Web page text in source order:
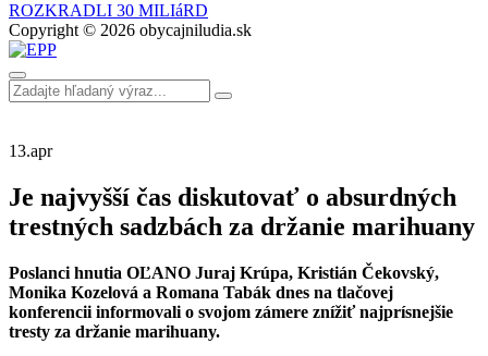
ROZKRADLI 30 MILIáRD
Copyright © 2026 obycajniludia.sk
13.apr
Je najvyšší čas diskutovať o absurdných
trestných sadzbách za držanie marihuany
Poslanci hnutia OĽANO Juraj Krúpa, Kristián Čekovský,
Monika Kozelová a Romana Tabák dnes na tlačovej
konferencii informovali o svojom zámere znížiť najprísnejšie
tresty za držanie marihuany.